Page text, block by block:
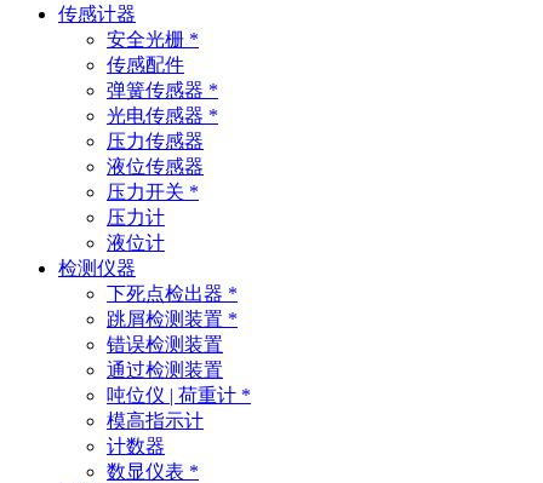
传感计器
安全光栅 *
传感配件
弹簧传感器 *
光电传感器 *
压力传感器
液位传感器
压力开关 *
压力计
液位计
检测仪器
下死点检出器 *
跳屑检测装置 *
错误检测装置
通过检测装置
吨位仪 | 荷重计 *
模高指示计
计数器
数显仪表 *